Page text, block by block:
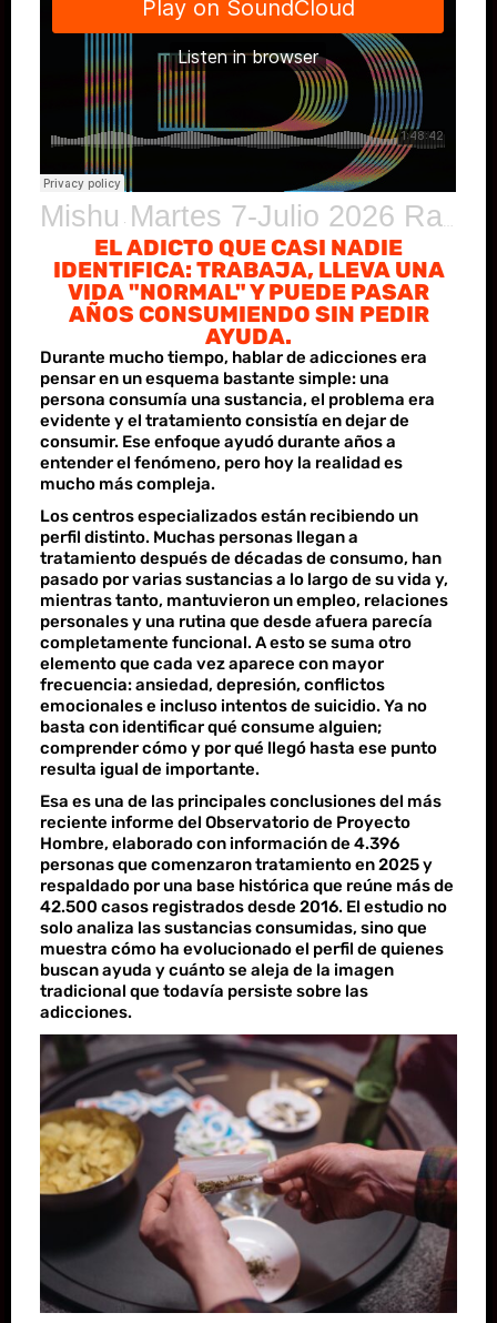
Mishu · Martes 7-Julio 2026 Radio Bizarro Show
EL ADICTO QUE CASI NADIE
IDENTIFICA: TRABAJA, LLEVA UNA
VIDA "NORMAL" Y PUEDE PASAR
AÑOS CONSUMIENDO SIN PEDIR
AYUDA.
Durante mucho tiempo, hablar de adicciones era
pensar en un esquema bastante simple: una
persona consumía una sustancia, el problema era
evidente y el tratamiento consistía en dejar de
consumir. Ese enfoque ayudó durante años a
entender el fenómeno, pero hoy la realidad es
mucho más compleja.
Los centros especializados están recibiendo un
perfil distinto. Muchas personas llegan a
tratamiento después de décadas de consumo, han
pasado por varias sustancias a lo largo de su vida y,
mientras tanto, mantuvieron un empleo, relaciones
personales y una rutina que desde afuera parecía
completamente funcional. A esto se suma otro
elemento que cada vez aparece con mayor
frecuencia: ansiedad, depresión, conflictos
emocionales e incluso intentos de suicidio. Ya no
basta con identificar qué consume alguien;
comprender cómo y por qué llegó hasta ese punto
resulta igual de importante.
Esa es una de las principales conclusiones del más
reciente informe del Observatorio de Proyecto
Hombre, elaborado con información de 4.396
personas que comenzaron tratamiento en 2025 y
respaldado por una base histórica que reúne más de
42.500 casos registrados desde 2016. El estudio no
solo analiza las sustancias consumidas, sino que
muestra cómo ha evolucionado el perfil de quienes
buscan ayuda y cuánto se aleja de la imagen
tradicional que todavía persiste sobre las
adicciones.